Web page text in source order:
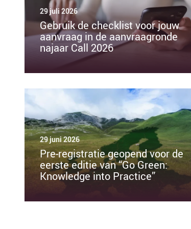
29 juli 2026
Gebruik de checklist voor jouw
aanvraag in de aanvraagronde
najaar Call 2026
29 juni 2026
Pre-registratie geopend voor de
eerste editie van “Go Green:
Knowledge into Practice”